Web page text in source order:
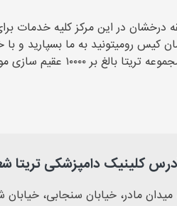
درخشان در این مرکز کلیه
کیس رو‌میتونید به ما بسپارید و
و این تازه شروع ماجراست…
کلینیک دامپزشکی تریتا
مادر، خیابان سنجابی، خیابان شریفی،